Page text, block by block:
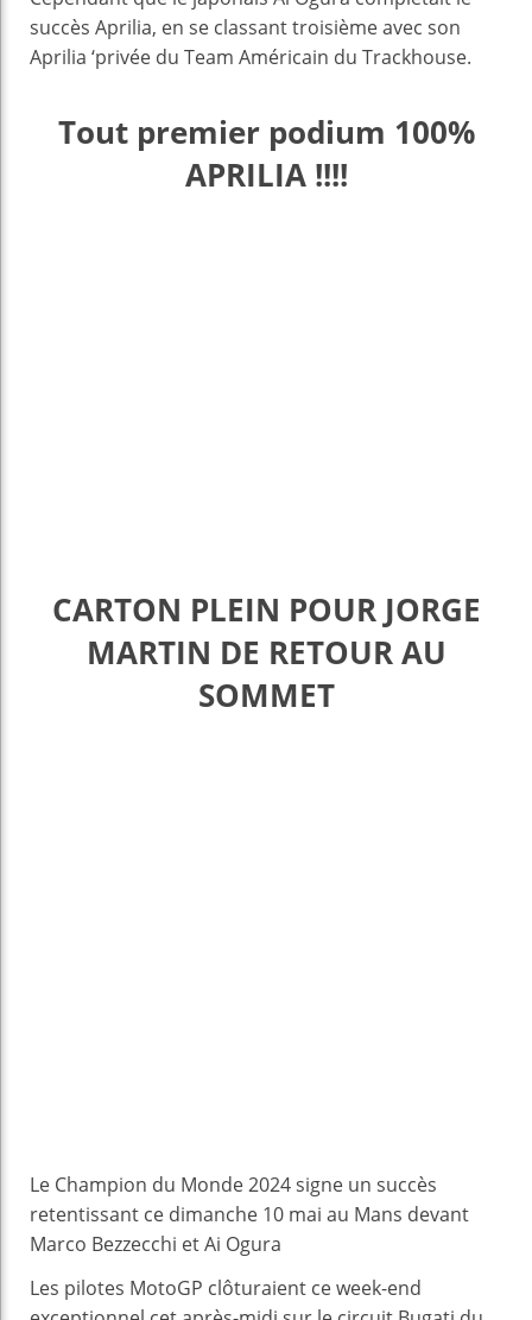
succès Aprilia, en se classant troisième avec son
Aprilia ‘privée du Team Américain du Trackhouse.
Tout premier podium 100%
APRILIA !!!!
CARTON PLEIN POUR JORGE
MARTIN DE RETOUR AU
SOMMET
Le Champion du Monde 2024 signe un succès
retentissant ce dimanche 10 mai au Mans devant
Marco Bezzecchi et Ai Ogura
Les pilotes MotoGP clôturaient ce week-end